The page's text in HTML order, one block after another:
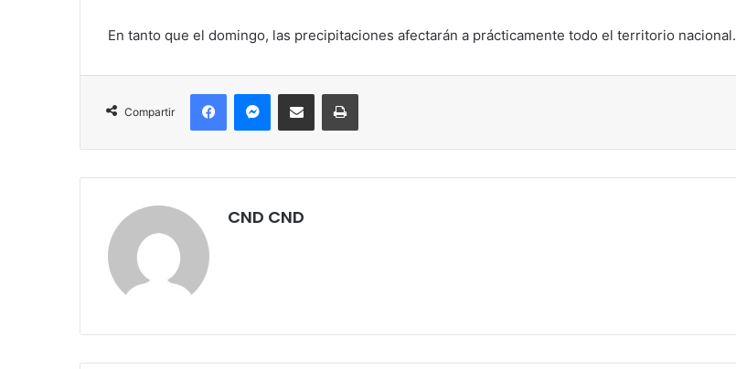
En tanto que el domingo, las precipitaciones afectarán a prácticamente todo el territorio nacional.
Compartir
FacebookMessengerCompartir por correo electrónicoImprimir
CND CND